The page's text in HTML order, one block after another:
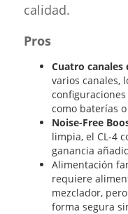
calidad.
Pros
Cuatro canales
varios canales,
como baterías
Noise-Free
limpia, el CL-4
ganancia
Alimentación
requiere
mezclador,
forma segura